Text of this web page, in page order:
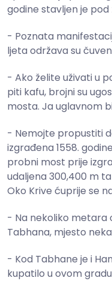
godine stavljen je pod
- Poznata
ljeta održava su
- Ako želite uživati u
piti kafu, brojni su
mosta. Ja uglavnom
- Nemojte propustiti
izgrađena 1558.
probni most prije
udaljena 300,400 m
Oko Krive ćuprije se
- Na nekoliko metara
Tabhana, mjesto
- Kod Tabhane je i
kupatilo u ovom